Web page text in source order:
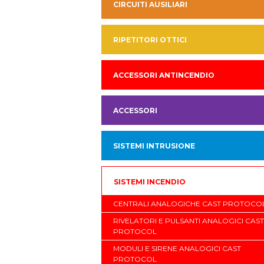
CIRCUITI AUSILIARI
RIPETITORI OTTICI
ACCESSORI ANTINCENDIO
ACCESSORI
SISTEMI INTRUSIONE
SISTEMI INCENDIO
CENTRALI ANALOGICHE CAST
RIVELATORI E PULSANTI ANALOGICI CAST
PROTOCOL
MODULI E SIRENE ANALOGICI CAST
PROTOCOL